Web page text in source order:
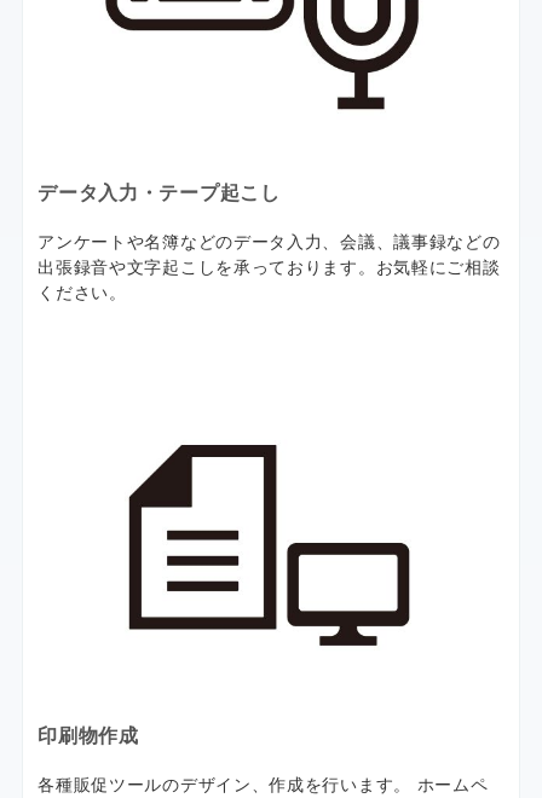
データ入力・テープ起こし
アンケートや名簿などのデータ入力、会議、議事録などの
出張録音や文字起こしを承っております。お気軽にご相談
ください。
印刷物作成
各種販促ツールのデザイン、作成を行います。 ホームペ